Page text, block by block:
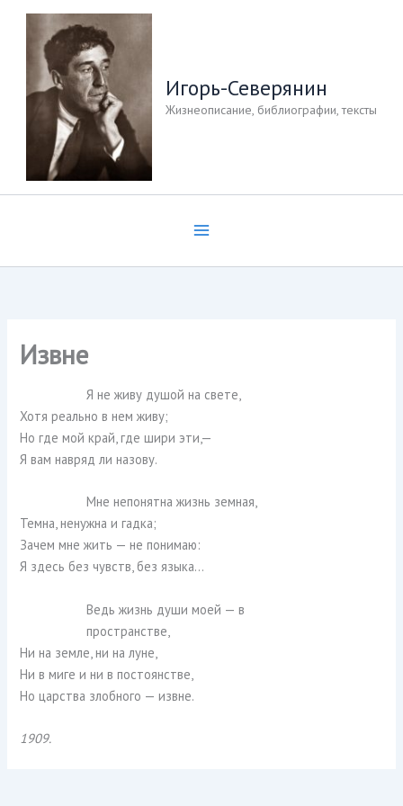
Перейти
содержимому
Игорь-Северянин
Жизнеописание, библиографии, тексты
Извне
Я не живу душой на свете,
Хотя реально в нем живу;
Но где мой край, где шири эти,—
Я вам навряд ли назову.
Мне непонятна жизнь земная,
Темна, ненужна и гадка;
Зачем мне жить — не понимаю:
Я здесь без чувств, без языка…
Ведь жизнь души моей — в
пространстве,
Ни на земле, ни на луне,
Ни в миге и ни в постоянстве,
Но царства злобного — извне.
1909.